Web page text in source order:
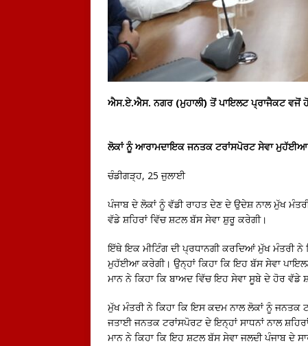
ਐਸ.ਏ.ਐਸ. ਨਗਰ (ਮੁਹਾਲੀ) ਤੋਂ ਪਾਇਲਟ ਪ੍ਰਾਜੈਕਟ ਵਜੋਂ
ਲੋਕਾਂ ਨੂੰ ਆਰਾਮਦਾਇਕ ਜਨਤਕ ਟਰਾਂਸਪੋਰਟ ਸੇਵਾ
ਚੰਡੀਗੜ੍ਹ, 25 ਜੁਲਾਈ
ਪੰਜਾਬ ਦੇ ਲੋਕਾਂ ਨੂੰ ਵੱਡੀ ਰਾਹਤ ਦੇਣ ਦੇ ਉਦੇਸ਼ ਨਾਲ ਮੁੱਖ
ਵੱਡੇ ਸ਼ਹਿਰਾਂ ਵਿੱਚ ਸ਼ਟਲ ਬੱਸ ਸੇਵਾ ਸ਼ੁਰੂ ਕਰੇਗੀ।
ਇੱਥੇ ਇਕ ਮੀਟਿੰਗ ਦੀ ਪ੍ਰਧਾਨਗੀ ਕਰਦਿਆਂ ਮੁੱਖ ਮੰਤਰੀ
ਮੁਹੱਈਆ ਕਰੇਗੀ। ਉਨ੍ਹਾਂ ਕਿਹਾ ਕਿ ਇਹ ਬੱਸ ਸੇਵਾ
ਮਾਨ ਨੇ ਕਿਹਾ ਕਿ ਬਾਅਦ ਵਿੱਚ ਇਹ ਸੇਵਾ ਸੂਬੇ ਦੇ ਹੋਰ ਵੱਡੇ
ਮੁੱਖ ਮੰਤਰੀ ਨੇ ਕਿਹਾ ਕਿ ਇਸ ਕਦਮ ਨਾਲ ਲੋਕਾਂ ਨੂੰ
ਜਤਾਈ ਜਨਤਕ ਟਰਾਂਸਪੋਰਟ ਦੇ ਇਨ੍ਹਾਂ ਸਾਧਨਾਂ ਨਾਲ
ਮਾਨ ਨੇ ਕਿਹਾ ਕਿ ਇਹ ਸ਼ਟਲ ਬੱਸ ਸੇਵਾ ਜਲਦੀ ਪੰਜਾਬ ਦੇ